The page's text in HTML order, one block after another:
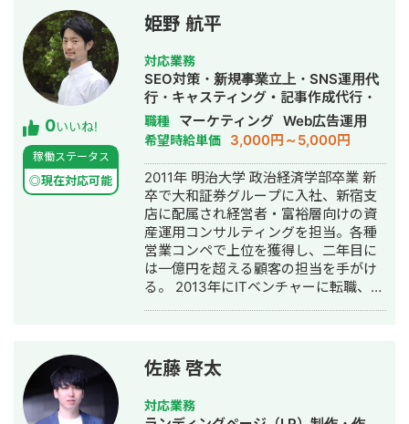
1000円→平均500円台までに ・CPI平
均600円→200円台複数CR発生 キャス
ティングも得意のためスパークアドも
対応可能
髪色は驚かれますが、元々WEB広告代
理店にいました。 髪色の理由は以下ク
リエイターとしても活動しているため
です。
https://www.tiktok.com/@renaaa_dayo
https://www.tiktok.com/@kisaragi.rena
SNS総計約20万人フォロワー 満遍なく
SNSフォロワーがいます。 （Tiktok総
計17.5万、Instagram9000人、
Twitter7000人、クラブハウス1800
人、公式LINE 3000人、
LINEVOOM6600人、Youtube5000
おります！勿論Youtubeの動画編集も
可能です。 ■その他できること ・漫画
運用代行
0いいね!
稼働ステータス
◎現在対応可能
姫野 航平
対応業務
SEO対策・新規事業立上・SNS運用代
行・キャスティング・記事作成代行・
ライティング・事務代行・リスティン
グ広告運用代行・オウンドメディア制
作・構築・運用代行・営業代行
職種 マーケティング Web広告運用
希望時給単価 3,000円～5,000円
2011年 明治大学 政治経済学部卒業 新
卒で大和証券グループに入社、新宿支
店に配属され経営者・富裕層向けの資
産運用コンサルティングを担当。各種
営業コンペで上位を獲得し、二年目に
は一億円を超える顧客の担当を手がけ
る。 2013年にITベンチャーに転職、社
ベンチャーまでゼロから開拓。クライ
アントのCPAを従来の半分以下に抑え
る施策を編み出し、立ち上げ数ヶ月で
月商1,000万円を突破。 その後友人とto
佐藤 啓太
対応業務